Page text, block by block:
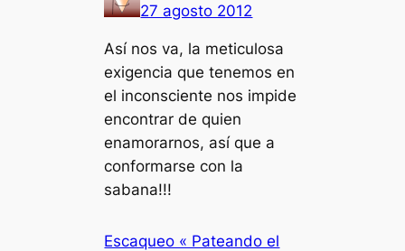
27 agosto 2012
Así nos va, la meticulosa
exigencia que tenemos en
el inconsciente nos impide
encontrar de quien
enamorarnos, así que a
conformarse con la
sabana!!!
Escaqueo « Pateando el